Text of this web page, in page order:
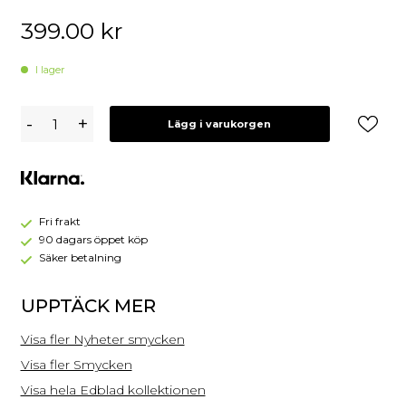
399.00 kr
I lager
Chunky
S
Stål
127665
- + Lägg i varukorgen
Fri frakt
90 dagars öppet köp
Säker betalning
UPPTÄCK MER
Visa fler Nyheter smycken
Visa fler Smycken
Visa hela Edblad kollektionen